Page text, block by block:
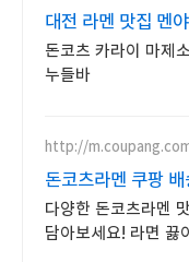
대전 라멘 맛집 멘
돈코츠 카라이 마제
누들바
http://
돈코츠라멘 쿠팡
다양한 돈코츠라멘
담아보세요! 라면 끓